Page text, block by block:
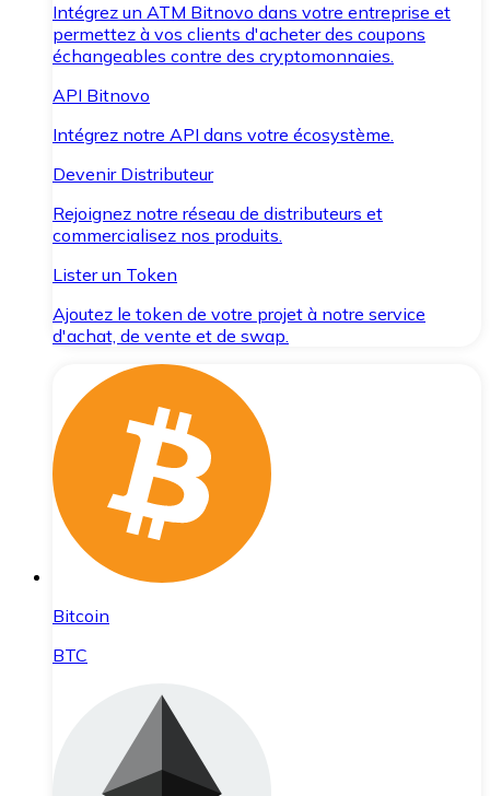
Intégrez un ATM Bitnovo dans votre entreprise et
permettez à vos clients d'acheter des coupons
échangeables contre des cryptomonnaies.
API Bitnovo
Intégrez notre API dans votre écosystème.
Devenir Distributeur
Rejoignez notre réseau de distributeurs et
commercialisez nos produits.
Lister un Token
Ajoutez le token de votre projet à notre service
d'achat, de vente et de swap.
Bitcoin
BTC